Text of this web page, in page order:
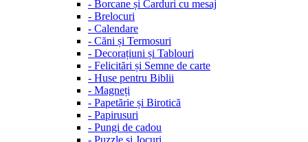
- Borcane și Carduri cu mesaj
- Brelocuri
- Calendare
- Căni și Termosuri
- Decorațiuni și Tablouri
- Felicitări și Semne de carte
- Huse pentru Biblii
- Magneți
- Papetărie și Birotică
- Papirusuri
- Pungi de cadou
- Puzzle și Jocuri